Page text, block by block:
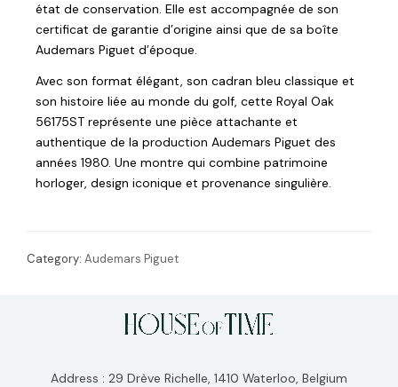
état de conservation. Elle est accompagnée de son
certificat de garantie d’origine ainsi que de sa boîte
Audemars Piguet d’époque.
Avec son format élégant, son cadran bleu classique et
son histoire liée au monde du golf, cette Royal Oak
56175ST représente une pièce attachante et
authentique de la production Audemars Piguet des
années 1980. Une montre qui combine patrimoine
horloger, design iconique et provenance singulière.
Category: Audemars Piguet
Address : 29 Drève Richelle, 1410 Waterloo, Belgium